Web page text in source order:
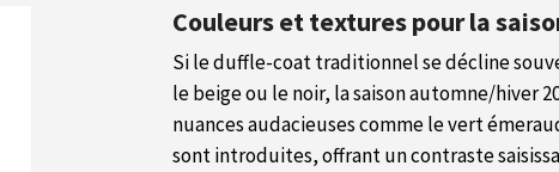
Couleurs et textures pour la
Si le duffle-coat traditionnel se décline
le beige ou le noir, la saison automne/hiver
nuances audacieuses comme le vert
sont introduites, offrant un contraste